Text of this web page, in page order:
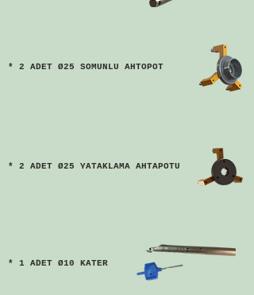
* 2 ADET Ø25 SOMUNLU AHTOPOT
* 2 ADET Ø25 YATAKLAMA AHTAPOTU
* 1 ADET Ø10 KATER